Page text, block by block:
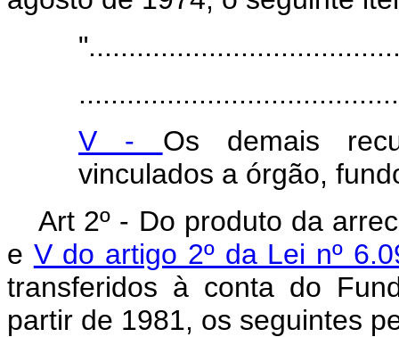
V - Os demais
vinculados a órgão,
Art 2º - Do produto da
e V do artigo 2º da Lei nº
transferidos à conta do
partir de 1981, os seguintes